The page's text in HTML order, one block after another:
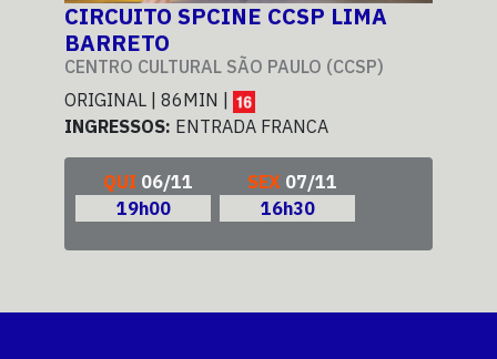
CIRCUITO SPCINE CCSP LIMA
BARRETO
CENTRO CULTURAL SÃO PAULO (CCSP)
ORIGINAL | 86MIN |
INGRESSOS: ENTRADA FRANCA
QUI 06/11
19h00
SEX 07/11
16h30